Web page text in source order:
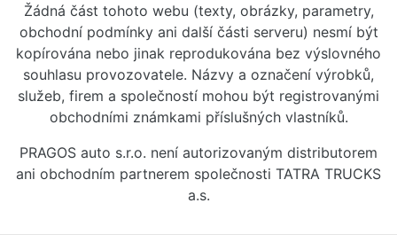
Žádná část tohoto webu (texty, obrázky, parametry,
obchodní podmínky ani další části serveru) nesmí být
kopírována nebo jinak reprodukována bez výslovného
souhlasu provozovatele. Názvy a označení výrobků,
služeb, firem a společností mohou být registrovanými
obchodními známkami příslušných vlastníků.
PRAGOS auto s.r.o. není autorizovaným distributorem
ani obchodním partnerem společnosti TATRA TRUCKS
a.s.